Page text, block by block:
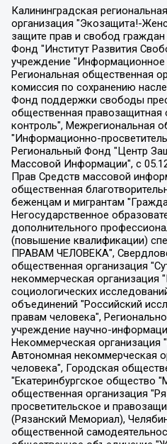
Калининградская региональная общественная организация "Экозащита!-Женсовет", Фонд содействия защите прав и свобод граждан "Общественный вердикт", Фонд "Институт Развития Свободы Информации", Частное учреждение "Информационное агентство МЕМО. РУ", Региональная общественная организация "Общественная комиссия по сохранению наследия академика Сахарова", Фонд поддержки свободы прессы, Санкт-Петербургская общественная правозащитная организация "Гражданский контроль", Межрегиональная общественная организация "Информационно-просветительский центр "Мемориал", Региональный Фонд "Центр Защиты Прав Средств Массовой Информации", с 05.12.2023 Фонд "Центр Защиты Прав Средств массовой информации", Региональная общественная благотворительная организация помощи беженцам и мигрантам "Гражданское содействие", Негосударственное образовательное учреждение дополнительного профессионального образования (повышение квалификации) специалистов "АКАДЕМИЯ ПО ПРАВАМ ЧЕЛОВЕКА", Свердловская региональная общественная организация "Сутяжник", Автономная некоммерческая организация "Центр независимых социологических исследований", Союз общественных объединений "Российский исследовательский центр по правам человека", Региональное общественное учреждение научно-информационный центр "МЕМОРИАЛ", Некоммерческая организация "Фонд защиты гласности", Автономная некоммерческая организация "Институт прав человека", Городская общественная организация "Екатеринбургское общество "МЕМОРИАЛ", Городская общественная организация "Рязанское историко-просветительское и правозащитное общество "Мемориал" (Рязанский Мемориал), Челябинский региональный орган общественной самодеятельности – женское общественное объединение "Женщины Евразии", Челябинский региональный орган общественной самодеятельности "Уральская правозащитная группа", Фонд содействия защите здоровья и социальной справедливости имени Андрея Рылькова, Автономная Некоммерческая Организация "Аналитический Центр Юрия Левады", Автономная некоммерческая организация социальной поддержки населения "Проект Апрель", Региональная общественная организация помощи женщинам и детям, находящимся в кризисной ситуации "Информационно-методический центр "Анна", Фонд содействия развитию массовых коммуникаций и правовому просвещению "Так-так-Так", Фонд содействия устойчивому развитию "Серебряная тайга", Свердловский региональный общественный фонд социальных проектов "Новое время", "Idel.Реалии", Кавказ.Реалии, Крым.Реалии, Телеканал Настоящее Время, Татаро-башкирская служба Радио Свобода (Azatliq Radiosi), Радио Свободная Европа/Радио Свобода (PCE/PC), "Сибирь.Реалии", "Фактограф", Благотворительный фонд помощи осужденным и их семьям, Автономная некоммерческая организация "Институт глобализации и социальных движений", Фонд "В защиту прав заключенных", Частное учреждение "Центр поддержки и содействия развитию средств массовой информации", Пензенский региональный общественный благотворительный фонд "Гражданский союз", "Север.Реалии", Некоммерческая организация Фонд "Правовая инициатива", Общество с ограниченной ответственностью "Радио Свободная Европа/Радио Свобода", Чешское информационное агентство "MEDIUM-ORIENT", Красноярская региональная общественная организация "Мы против СПИДа", Камалягин Денис Николаевич, Маркелов Сергей Евгеньевич, Пономарев Лев Александрович, Савицкая Людмила Алексеевна, Автономная некоммерческая организация "Центр по работе с проблемой насилия "НАСИЛИЮ.НЕТ", Межрегиональный профессиональный союз работников здравоохранения "Альянс врачей", Юридическое лицо, зарегистрированное в Латвийской Республике, SIA "Medusa Project" (регистрационный номер 40103797863, дата регистрации 10.06.2014), Некоммерческая организация "Фонд по борьбе с коррупцией", Автономная некоммерческая организация "Институт права и публичной политики", Баданин Роман Сергеевич, Гликин Максим Александрович, Железнова Мария Михайловна, Лукьянова Юлия Сергеевна, Маетная Елизавета Витальевна, Маняхин Петр Борисович, Чуракова Ольга Владимировна, Ярош Юлия Петровна, Юридическое лицо "The Insider SIA", зарегистрированное в Риге, Латвийская Республика (дата регистрации 26.06.2015), являющееся администратором доменного имени интернет-издания "The Insider SIA", https://theins.ru, Постернак Алексей Евгеньевич, Рубин Михаил Аркадьевич, Анин Роман Александрович, Юридическое лицо Istories fonds, зарегистрированное в Латвийской Республике (регистрационный номер 50008295751, дата регистрации 24.02.2020), Великовский Дмитрий Александрович, Долинина Ирина Николаевна, Мароховская Алеся Алексеевна, Шлейнов Роман Юрьевич, Шмагун Олеся Валентиновна, Общество с ограниченной ответственностью "Альтаир 2021", Общество с ограниченной ответственностью "Вега 2021", Общество с ограниченной ответственностью "Главный редактор 2021", Общество с ограниченной ответственностью "Ромашки монолит", Важенков Артем Валерьевич, Ивановская областная общественная организация "Центр гендерных исследований", Гурман Юрий Альбертович, Медиапроект "ОВД-Инфо", Егоров Владимир Владимирович, Жилинский Владимир Александрович, Общество с ограниченной ответственностью "ЗП", Иванова София Юрьевна, Карезина Инна Павловна, Кильтау Екатерина Викторовна, Петров Алексей Викторович, Пискунов Сергей Евгеньевич, Смирнов Сергей Сергеевич, Тихонов Михаил Сергеевич, Общество с ограниченной ответственностью "ЖУРНАЛИСТ-ИНОСТРАННЫЙ АГЕНТ", Арапова Галина Юрьевна, Вольтская Татьяна Анатольевна, Американская компания "Mason G.E.S. Anonymous Foundation" (США), являющаяся владельцем интернет-издания https://mnews.world/, Компания "Stichting Bellingcat", зарегистрированная в Нидерландах (дата регистрации 11.07.2018), Захаров Андрей Вячеславович, Клепиковская Екатерина Дмитриевна, Общество с ограниченной ответственностью "МЕМО", Перл Роман Александрович, Симонов Евгений Алексеевич, Соловьева Елена Анатольевна, Сотников Даниил Владимирович, Сурначева Елизавета Дмитриевна, Автономная некоммерческая организация по защите прав человека и информированию населения "Якутия – Наше Мнение", Общество с ограниченной ответственностью "Москоу диджитал медиа", с 26.01.2023 Общество с ограниченной ответственностью "Чайка Белые сады", Ветошкина Валерия Валерьевна, Заговора Максим Александрович, Межрегиональное общественное движение "Российская ЛГБТ - сеть", Оленичев Максим Владимирович, Павлов Иван Юрьевич, Скворцова Елена Сергеевна, Общество с ограниченной ответственностью "Как бы инагент", Кочетков Игорь Викторович, Общество с ограниченной ответственностью "Честные выборы", Еланчик Олег Александрович, Общество с ограниченной ответственностью "Нобелевский призыв", Гималова Регина Эмилевна,